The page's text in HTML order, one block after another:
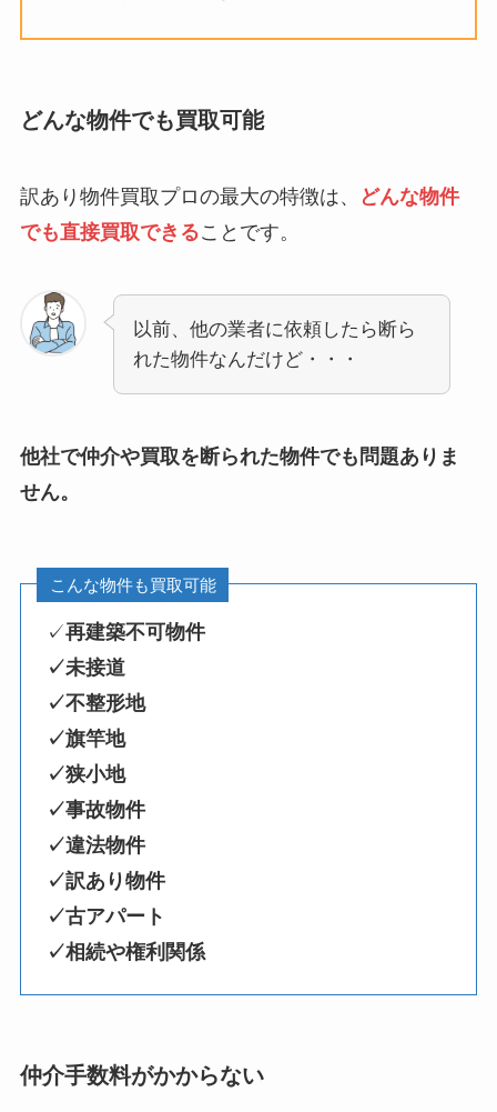
どんな物件でも買取可能
訳あり物件買取プロの最大の特徴は、
どんな物件
でも直接買取できることです。
以前、他の業者に依頼したら断ら
れた物件なんだけど・・・
他社で仲介や買取を断られた物件でも問題ありま
せん。
こんな物件も買取可能
✓再建築不可物件
✓未接道
✓不整形地
✓旗竿地
✓狭小地
✓事故物件
✓違法物件
✓訳あり物件
✓古アパート
✓相続や権利関係
仲介手数料がかからない